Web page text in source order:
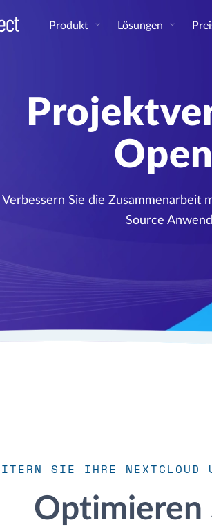
Produkt Lösungen
Verbessern Sie die Zusammenarbeit
Source
SIE IHRE NEXTCLOUD
Optimieren